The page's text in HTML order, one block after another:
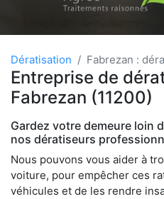
Dératisation Fabrezan :
Entreprise de
Fabrezan (11200)
Gardez votre demeure loin
nos dératiseurs
Nous pouvons vous aider à
voiture, pour empêcher ces
véhicules et de les rendre